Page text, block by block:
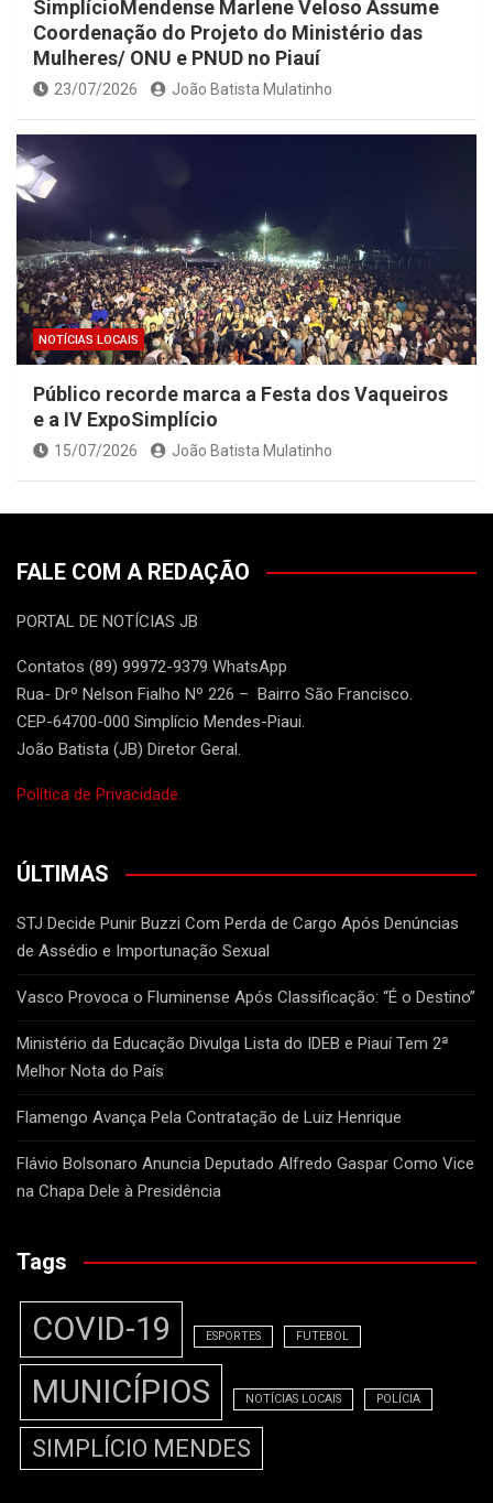
SimplícioMendense Marlene Veloso Assume
Coordenação do Projeto do Ministério das
Mulheres/ ONU e PNUD no Piauí
23/07/2026 João Batista Mulatinho
NOTÍCIAS LOCAIS
Público recorde marca a Festa dos Vaqueiros
e a IV ExpoSimplício
15/07/2026 João Batista Mulatinho
FALE COM A REDAÇÃO
PORTAL DE NOTÍCIAS JB
Contatos (89) 99972-9379 WhatsApp
Rua- Drº Nelson Fialho Nº 226 – Bairro São Francisco.
CEP-64700-000 Simplício Mendes-Piaui.
João Batista (JB) Diretor Geral.
Política de Privacidade.
ÚLTIMAS
STJ Decide Punir Buzzi Com Perda de Cargo Após Denúncias
de Assédio e Importunação Sexual
Vasco Provoca o Fluminense Após Classificação: “É o Destino”
Ministério da Educação Divulga Lista do IDEB e Piauí Tem 2ª
Melhor Nota do País
Flamengo Avança Pela Contratação de Luiz Henrique
Flávio Bolsonaro Anuncia Deputado Alfredo Gaspar Como Vice
na Chapa Dele à Presidência
Tags
COVID-19 ESPORTES FUTEBOL
MUNICÍPIOS NOTÍCIAS LOCAIS POLÍCIA
SIMPLÍCIO MENDES